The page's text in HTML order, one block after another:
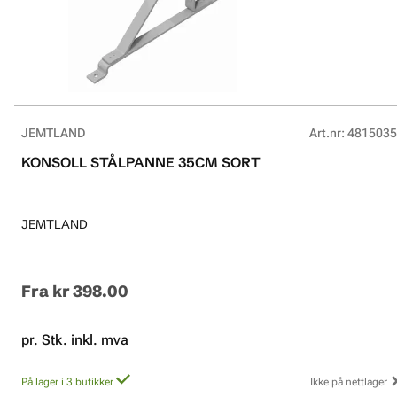
JEMTLAND Art.nr:
KONSOLL STÅLPANNE 35CM SORT
JEMTLAND
Fra kr 398.00
pr. Stk. inkl. mva
På lager i 3 butikker Ikke på nettlager